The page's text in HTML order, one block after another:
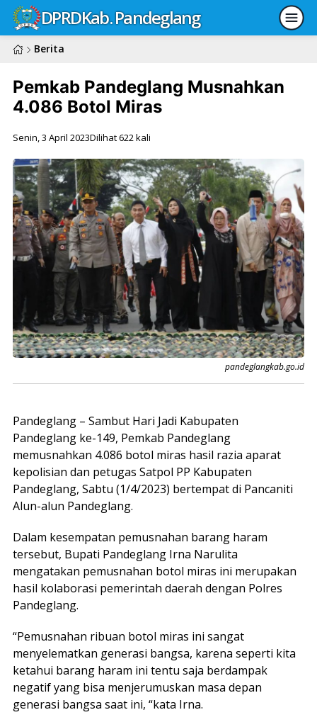
DPRDKab. Pandeglang
Berita
Pemkab Pandeglang Musnahkan
4.086 Botol Miras
Senin, 3 April 2023Dilihat 622 kali
pandeglangkab.go.id
Pandeglang – Sambut Hari Jadi Kabupaten
Pandeglang ke-149, Pemkab Pandeglang
memusnahkan 4.086 botol miras hasil razia aparat
kepolisian dan petugas Satpol PP Kabupaten
Pandeglang, Sabtu (1/4/2023) bertempat di Pancaniti
Alun-alun Pandeglang.
Dalam kesempatan pemusnahan barang haram
tersebut, Bupati Pandeglang Irna Narulita
mengatakan pemusnahan botol miras ini merupakan
hasil kolaborasi pemerintah daerah dengan Polres
Pandeglang.
“Pemusnahan ribuan botol miras ini sangat
menyelematkan generasi bangsa, karena seperti kita
ketahui barang haram ini tentu saja berdampak
negatif yang bisa menjerumuskan masa depan
generasi bangsa saat ini, “kata Irna.